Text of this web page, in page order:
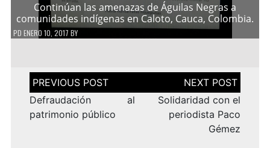
Continúan las amenazas de Águilas Negras a
comunidades indígenas en Caloto, Cauca, Colombia.
PD ENERO 10, 2017 BY
Navegación
de
entradas
Defraudación al
patrimonio público
Solidaridad con el
periodista Paco
Gémez